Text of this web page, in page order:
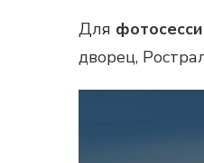
Для
дворец,